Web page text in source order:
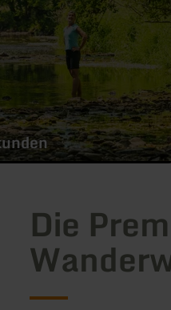
Die